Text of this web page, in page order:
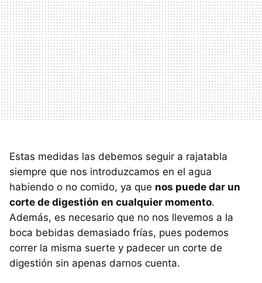
Estas medidas las debemos seguir a rajatabla
siempre que nos introduzcamos en el agua
habiendo o no comido, ya que nos puede dar un
corte de digestión en cualquier momento.
Además, es necesario que no nos llevemos a la
boca bebidas demasiado frías, pues podemos
correr la misma suerte y padecer un corte de
digestión sin apenas darnos cuenta.